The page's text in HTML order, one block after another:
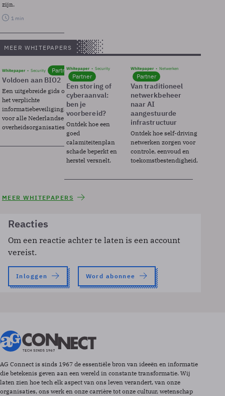
zijn.
1 min
MEER WHITEPAPERS
Whitepaper Security Partner
Voldoen aan BIO2
Een uitgebreide gids over BIO2,
het verplichte
informatiebeveiligingsframework
voor alle Nederlandse
overheidsorganisaties.
Whitepaper Security
Partner
Een storing of
cyberaanval:
ben je
voorbereid?
Ontdek hoe een
goed
calamiteitenplan
schade beperkt en
herstel versnelt.
Whitepaper Netwerken
Partner
Van traditioneel
netwerkbeheer
naar AI
aangestuurde
infrastructuur
Ontdek hoe self-driving
netwerken zorgen voor
controle, eenvoud en
toekomstbestendigheid.
MEER WHITEPAPERS
Reacties
Om een reactie achter te laten is een account
vereist.
Inloggen Word abonnee
AG Connect is sinds 1967 de essentiële bron van ideeën en informatie
die betekenis geven aan een wereld in constante transformatie. Wij
laten zien hoe tech elk aspect van ons leven verandert, van onze
organisaties, ons werk en onze carrière tot onze cultuur, wetenschap